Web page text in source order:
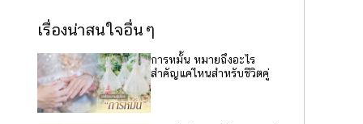
เรื่องน่าสนใจอื่นๆ
การหมั้น หมายถึงอะไร
สำคัญแค่ไหนสำหรับชีวิตคู่